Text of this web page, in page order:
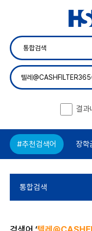
결과
#추천검색어 장학
통합검색
메뉴검색